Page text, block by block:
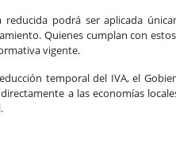
reducida podrá ser aplicada
Quienes cumplan con
vigente.
temporal del IVA, el
a las economías